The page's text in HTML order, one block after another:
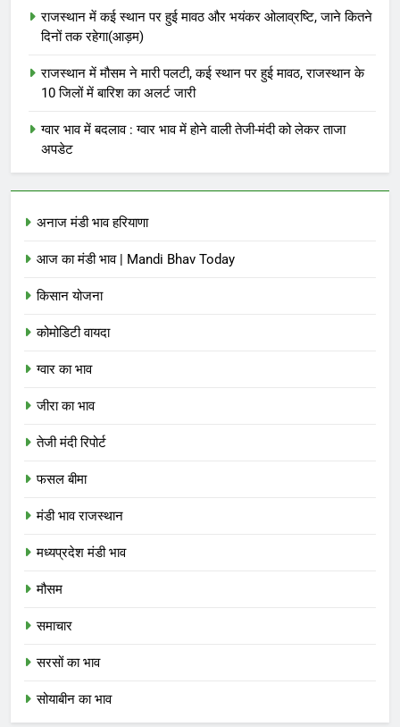
राजस्थान में कई स्थान पर हुई मावठ और भयंकर ओलाव्रष्टि, जाने कितने
दिनों तक रहेगा(आड़म)
राजस्थान में मौसम ने मारी पलटी, कई स्थान पर हुई मावठ, राजस्थान के
10 जिलों में बारिश का अलर्ट जारी
ग्वार भाव में बदलाव : ग्वार भाव में होने वाली तेजी-मंदी को लेकर ताजा
अपडेट
अनाज मंडी भाव हरियाणा
आज का मंडी भाव | Mandi Bhav Today
किसान योजना
कोमोडिटी वायदा
ग्वार का भाव
जीरा का भाव
तेजी मंदी रिपोर्ट
फसल बीमा
मंडी भाव राजस्थान
मध्यप्रदेश मंडी भाव
मौसम
समाचार
सरसों का भाव
सोयाबीन का भाव